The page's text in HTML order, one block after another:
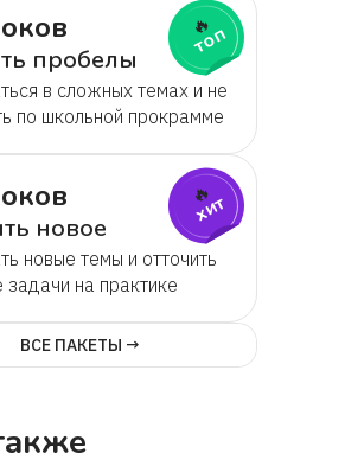
пробелы
в сложных темах и не
по школьной прокрамме
🔥
топ
новое
новые темы и отточить
на практике
🔥
хит
ВСЕ ПАКЕТЫ →